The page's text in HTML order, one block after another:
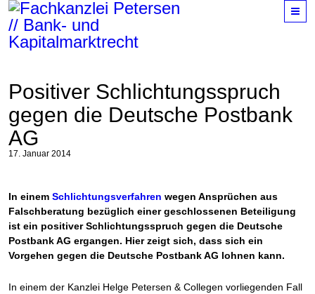
Positiver Schlichtungsspruch
gegen die Deutsche Postbank
AG
17. Januar 2014
In einemSchlichtungsverfahren wegen Ansprüchen aus
Falschberatung bezüglich einer geschlossenen Beteiligung
ist ein positiver Schlichtungsspruch gegen die Deutsche
Postbank AG ergangen. Hier zeigt sich, dass sich ein
Vorgehen gegen die Deutsche Postbank AG lohnen kann.
In einem der Kanzlei Helge Petersen & Collegen vorliegenden Fall